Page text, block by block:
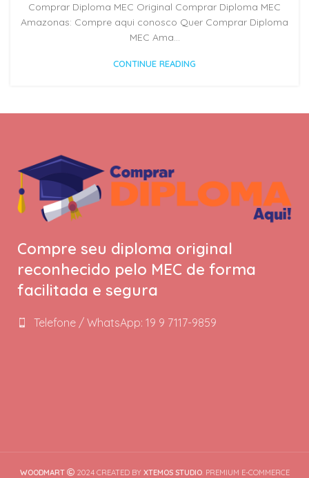
Comprar Diploma MEC Original Comprar Diploma MEC
Amazonas: Compre aqui conosco Quer Comprar Diploma
MEC Ama...
CONTINUE READING
Compre seu diploma original
reconhecido pelo MEC de forma
facilitada e segura
Telefone / WhatsApp: 19 9 7117-9859
WOODMART 2024 CREATED BY XTEMOS STUDIO. PREMIUM E-COMMERCE